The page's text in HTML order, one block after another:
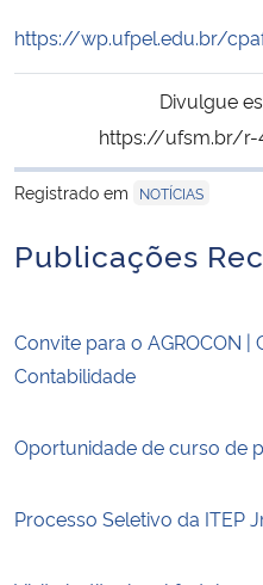
Banco Central do Brasil
https://wp.ufpel.edu.br/
Divulgue
https://ufsm.br/r-
Registrado em
NOTÍCIAS
Publicações
Convite para o AGROCON
Contabilidade
Oportunidade de curso de
Processo Seletivo da ITEP